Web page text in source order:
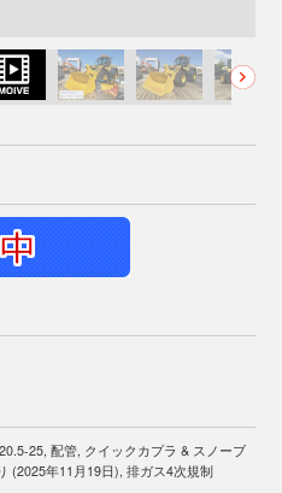
25, 配管, クイックカプラ & スノーブ
(2025年11月19日), 排ガス4次規制